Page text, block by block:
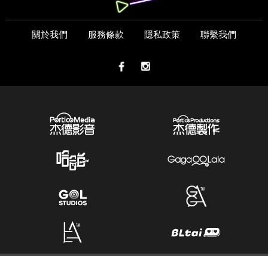
關於我們 服務條款 隱私政策 聯繫我們